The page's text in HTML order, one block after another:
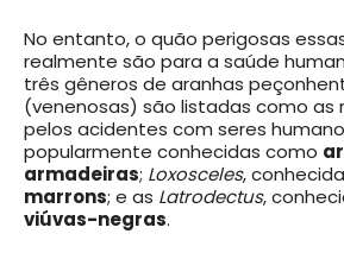
No entanto, o quão perigosas
realmente são para a saúde
três gêneros de aranhas
(venenosas) são listadas como as
pelos acidentes com seres
popularmente conhecidas como
armadeiras; Loxosceles,
marrons; e as Latrodectus,
viúvas-negras.